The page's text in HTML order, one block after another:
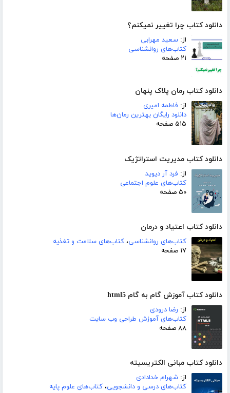
دانلود کتاب چرا تغییر نمیکنم؟
از: سعید مهرابی
کتاب‌های روانشناسی
۲۱ صفحه
دانلود کتاب رمان پلاک پنهان
از: فاطمه امیری
دانلود رایگان بهترین رمان‌ها
۵۱۵ صفحه
دانلود کتاب مدیریت استراتژیک
از: فرد آر دیوید
کتاب‌های علوم اجتماعی
۵۰ صفحه
دانلود کتاب اعتیاد و درمان
کتاب‌های روانشناسی، کتاب‌های سلامت و تغذیه
۱۷ صفحه
دانلود کتاب آموزش گام به گام html5
از: رضا درودی
کتاب‌های آموزش طراحی وب سایت
۸۸ صفحه
دانلود کتاب مبانی الکتریسیته
از: شهرام خدادادی
کتاب‌های درسی و دانشجویی، کتاب‌های علوم پایه